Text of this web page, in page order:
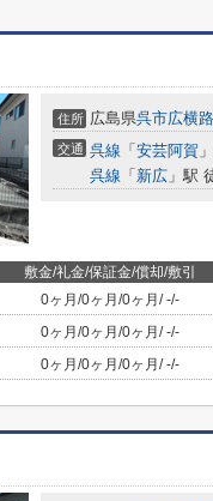
住所 広島県呉市広横路
交通 呉線 「 安芸阿賀
呉線 「 新広 」駅
敷金/礼金/保証金/償却/敷引
0ヶ月 /0ヶ月 /0ヶ月 /-/-
0ヶ月 /0ヶ月 /0ヶ月 /-/-
0ヶ月 /0ヶ月 /0ヶ月 /-/-